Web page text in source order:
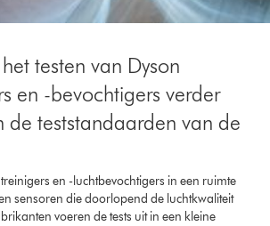
testen van Dyson
en -bevochtigers verder
de teststandaarden van de
en -luchtbevochtigers in een ruimte
sensoren die doorlopend de luchtkwaliteit
voeren de tests uit in een kleine